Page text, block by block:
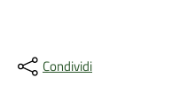
Condividi